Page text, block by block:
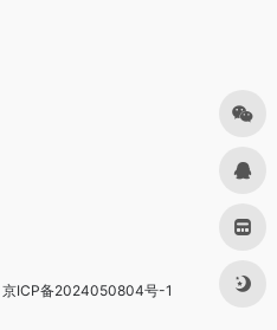
京ICP备2024050804号-1